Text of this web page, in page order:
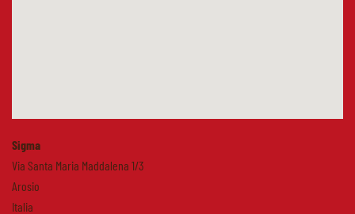
Sigma
Via Santa Maria Maddalena 1/3
Arosio
Italia